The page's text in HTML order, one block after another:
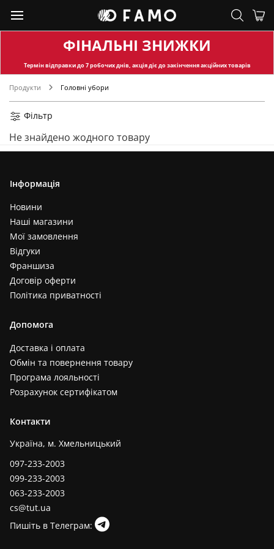
ФІНАЛЬНІ ЗНИЖКИ
Термін відправкидо 7 робочих днів, акція діє до закінчення акційних товарів
Продукти Головні убори
Фільтр
Не знайдено жодного товару
Інформація
Новини
Наші магазини
Мої замовлення
Відгуки
Франшиза
Договір оферти
Політика приватності
Допомога
Доставка і оплата
Обмін та повернення товару
Програма лояльності
Розрахунок сертифікатом
Контакти
Україна, м. Хмельницький
097-233-2003
099-233-2003
063-233-2003
cs@tut.ua
Пишіть в Телеграм: